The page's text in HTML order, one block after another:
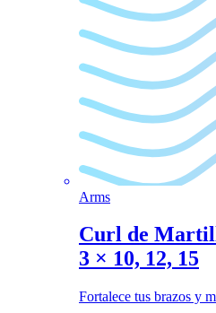
Arms
Curl de
3 × 10, 12, 15
Fortalece tus brazos y